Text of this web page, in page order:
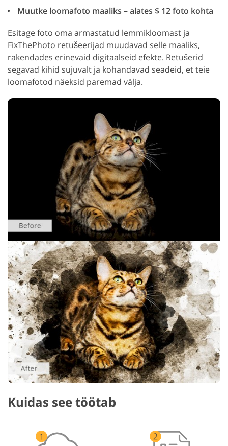
Muutke loomafoto maaliks – alates $ 12 foto kohta
Esitage foto oma armastatud lemmikloomast ja
FixThePhoto retušeerijad muudavad selle maaliks,
rakendades erinevaid digitaalseid efekte. Retušerid
segavad kihid sujuvalt ja kohandavad seadeid, et teie
loomafotod näeksid paremad välja.
Kuidas see töötab